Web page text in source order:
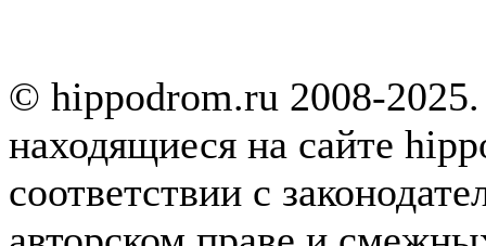
© hippodrom.ru 2008-
находящиеся на сайте
соответствии с